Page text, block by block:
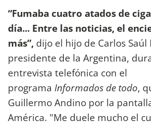
“Fumaba cuatro atados de
día... Entre las noticias, el
más”, dijo el hijo de Carlos
presidente de la Argentina,
entrevista telefónica con el
programa Informados de todo,
Guillermo Andino por la
América. "Me duele mucho el